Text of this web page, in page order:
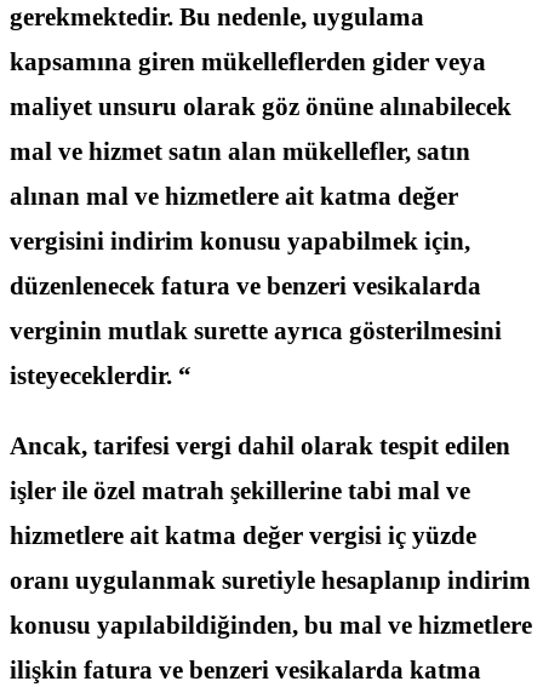
gerekmektedir. Bu nedenle, uygulama
kapsamına giren mükelleflerden gider veya
maliyet unsuru olarak göz önüne alınabilecek
mal ve hizmet satın alan mükellefler, satın
alınan mal ve hizmetlere ait katma değer
vergisini indirim konusu yapabilmek için,
düzenlenecek fatura ve benzeri vesikalarda
verginin mutlak surette ayrıca gösterilmesini
isteyeceklerdir. “
Ancak, tarifesi vergi dahil olarak tespit edilen
işler ile özel matrah şekillerine tabi mal ve
hizmetlere ait katma değer vergisi iç yüzde
oranı uygulanmak suretiyle hesaplanıp indirim
konusu yapılabildiğinden, bu mal ve hizmetlere
ilişkin fatura ve benzeri vesikalarda katma